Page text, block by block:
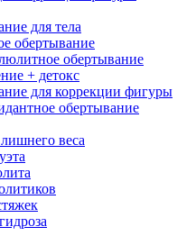
для тела
обертывание
обертывание
+ детокс
для коррекции фигуры
обертывание
веса